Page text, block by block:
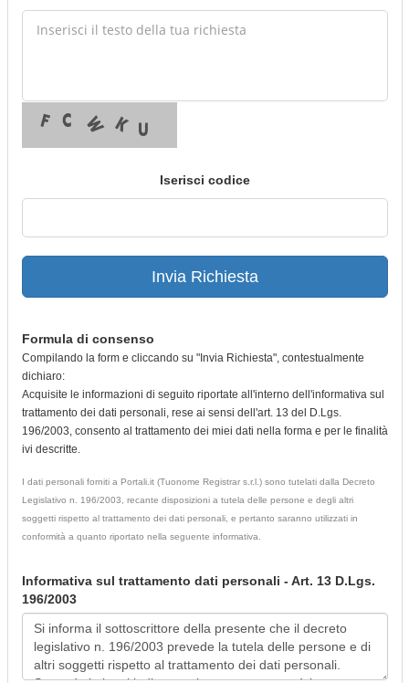
Iserisci codice
Invia Richiesta
Formula di consenso
Compilando la form e cliccando su "Invia Richiesta", contestualmente
dichiaro:
Acquisite le informazioni di seguito riportate all'interno dell'informativa sul
trattamento dei dati personali, rese ai sensi dell'art. 13 del D.Lgs.
196/2003, consento al trattamento dei miei dati nella forma e per le finalità
ivi descritte.
I dati personali forniti a Portali.it (Tuonome Registrar s.r.l.) sono tutelati dalla Decreto
Legislativo n. 196/2003, recante disposizioni a tutela delle persone e degli altri
soggetti rispetto al trattamento dei dati personali, e pertanto saranno utilizzati in
conformità a quanto riportato nella seguente informativa.
Informativa sul trattamento dati personali - Art. 13 D.Lgs.
196/2003